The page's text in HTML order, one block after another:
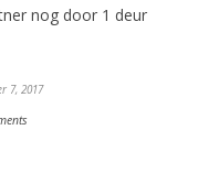
nog door 1 deur
7, 2017